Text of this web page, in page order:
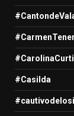
#CarolinaCurti
#Casilda